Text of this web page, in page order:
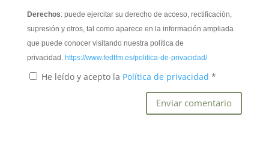
Derechos: puede ejercitar su derecho de acceso, rectificación,
supresión y otros, tal como aparece en la información ampliada
que puede conocer visitando nuestra política de
privacidad. https://www.fedtfm.es/politica-de-privacidad/
He leído y acepto la Política de privacidad *